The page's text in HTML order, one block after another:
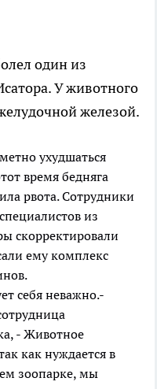
один из
У животного
железой.
ухудшаться
время бедняга
рвота. Сотрудники
из
скорректировали
ему комплекс
себя неважно.-
- Животное
как нуждается в
зоопарке, мы